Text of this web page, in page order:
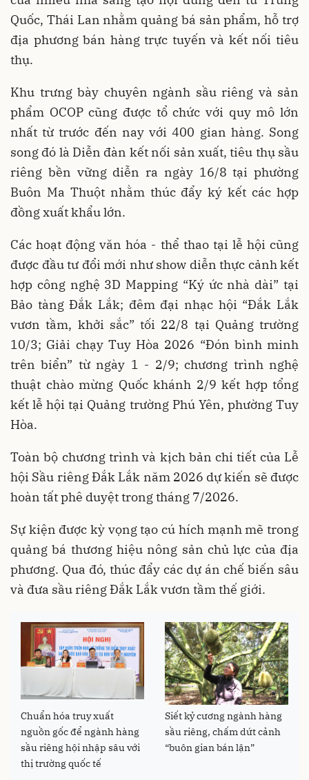
Quốc, Thái Lan nhằm quảng bá sản phẩm, hỗ trợ
địa phương bán hàng trực tuyến và kết nối tiêu
thụ.
Khu trưng bày chuyên ngành sầu riêng và sản
phẩm OCOP cũng được tổ chức với quy mô lớn
nhất từ trước đến nay với 400 gian hàng. Song
song đó là Diễn đàn kết nối sản xuất, tiêu thụ sầu
riêng bền vững diễn ra ngày 16/8 tại phường
Buôn Ma Thuột nhằm thúc đẩy ký kết các hợp
đồng xuất khẩu lớn.
Các hoạt động văn hóa - thể thao tại lễ hội cũng
được đầu tư đổi mới như show diễn thực cảnh kết
hợp công nghệ 3D Mapping “Ký ức nhà dài” tại
Bảo tàng Đắk Lắk; đêm đại nhạc hội “Đắk Lắk
vươn tầm, khởi sắc” tối 22/8 tại Quảng trường
10/3; Giải chạy Tuy Hòa 2026 “Đón bình minh
trên biển” từ ngày 1 - 2/9; chương trình nghệ
thuật chào mừng Quốc khánh 2/9 kết hợp tổng
kết lễ hội tại Quảng trường Phú Yên, phường Tuy
Hòa.
Toàn bộ chương trình và kịch bản chi tiết của Lễ
hội Sầu riêng Đắk Lắk năm 2026 dự kiến sẽ được
hoàn tất phê duyệt trong tháng 7/2026.
Sự kiện được kỳ vọng tạo cú hích mạnh mẽ trong
quảng bá thương hiệu nông sản chủ lực của địa
phương. Qua đó, thúc đẩy các dự án chế biến sâu
và đưa sầu riêng Đắk Lắk vươn tầm thế giới.
Chuẩn hóa truy xuất
nguồn gốc để ngành hàng
sầu riêng hội nhập sâu với
thị trường quốc tế
Siết kỷ cương ngành hàng
sầu riêng, chấm dứt cảnh
“buôn gian bán lận”